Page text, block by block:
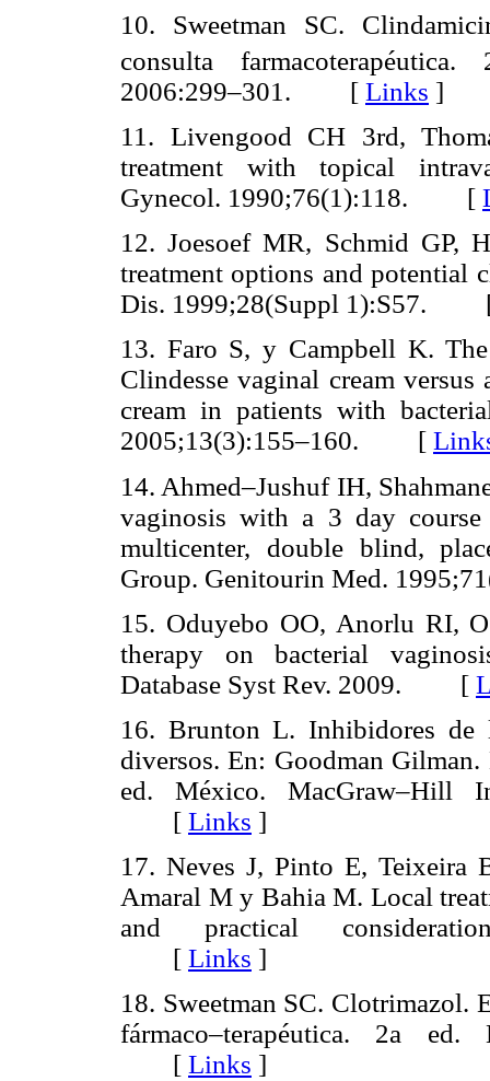
10. Sweetman SC.
consulta farmacoterapéutica.
2006:299–301. [ Links ]
11. Livengood CH 3rd,
treatment with topical
Gynecol. 1990;76(1):118. [
12. Joesoef MR, Schmid GP,
treatment options and potential
Dis. 1999;28(Suppl 1):S57.
13. Faro S, y Campbell K.
Clindesse vaginal cream
cream in patients with
2005;13(3):155–160. [
14. Ahmed–Jushuf IH,
vaginosis with a 3 day
multicenter, double blind,
Group. Genitourin Med.
15. Oduyebo OO, Anorlu RI,
therapy on bacterial
Database Syst Rev. 2009. [
16. Brunton L. Inhibidores de
diversos. En: Goodman
ed. México. MacGraw–Hill
[ Links ]
17. Neves J, Pinto E, Teixeira
Amaral M y Bahia M. Local
and practical
[ Links ]
18. Sweetman SC. Clotrimazol.
fármaco–terapéutica. 2a ed.
[ Links ]